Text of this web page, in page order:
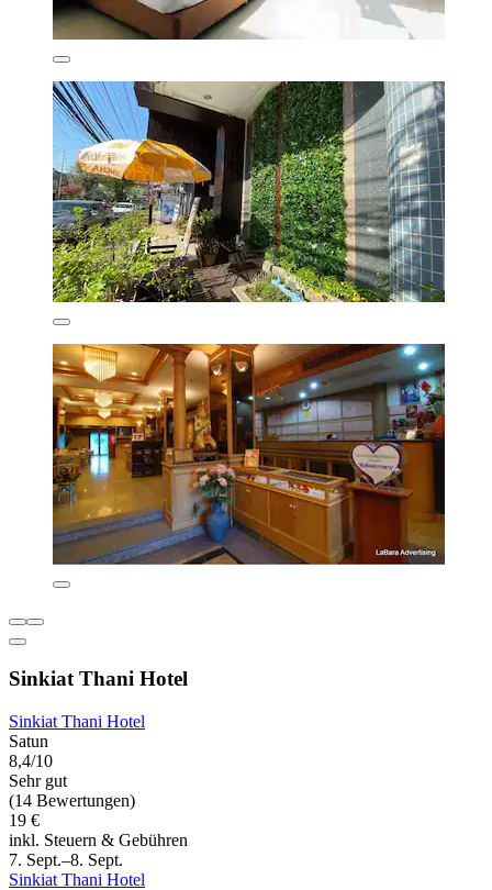
Sinkiat Thani Hotel
Sinkiat Thani Hotel
Satun
8,4/10
Sehr gut
(14 Bewertungen)
19 €
inkl. Steuern & Gebühren
7. Sept.–8. Sept.
Sinkiat Thani Hotel